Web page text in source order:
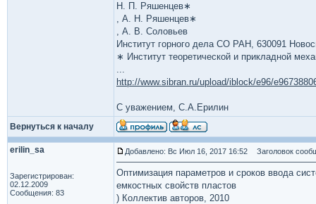
Н. П. Ряшенцев∗
, А. Н. Ряшенцев∗
, А. В. Соловьев
Институт горного дела СО РАН, 630091
∗ Институт теоретической и прикладной
...
http://www.sibran.ru/upload/iblock/e96/
С уважением, С.А.Ерилин
Вернуться к началу
erilin_sa
Зарегистрирован:
02.12.2009
Сообщения: 83
Добавлено: Вс Июл 16, 2017 16:52 Заголовок
Оптимизация параметров и сроков ввода
емкостных свойств пластов
) Коллектив авторов, 2010